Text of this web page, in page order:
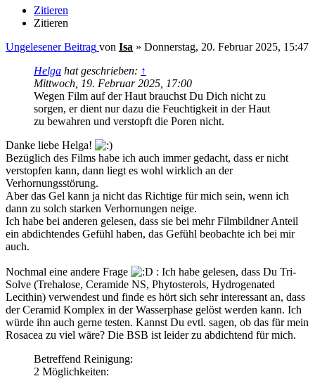
Zitieren
Zitieren
Ungelesener Beitrag von Isa » Donnerstag, 20. Februar 2025, 15:47
Helga hat geschrieben: ↑
Mittwoch, 19. Februar 2025, 17:00
Wegen Film auf der Haut brauchst Du Dich nicht zu
sorgen, er dient nur dazu die Feuchtigkeit in der Haut
zu bewahren und verstopft die Poren nicht.
Danke liebe Helga!
Bezüglich des Films habe ich auch immer gedacht, dass er nicht
verstopfen kann, dann liegt es wohl wirklich an der
Verhornungsstörung.
Aber das Gel kann ja nicht das Richtige für mich sein, wenn ich
dann zu solch starken Verhornungen neige.
Ich habe bei anderen gelesen, dass sie bei mehr Filmbildner Anteil
ein abdichtendes Gefühl haben, das Gefühl beobachte ich bei mir
auch.
Nochmal eine andere Frage
: Ich habe gelesen, dass Du Tri-
Solve (Trehalose, Ceramide NS, Phytosterols, Hydrogenated
Lecithin) verwendest und finde es hört sich sehr interessant an, dass
der Ceramid Komplex in der Wasserphase gelöst werden kann. Ich
würde ihn auch gerne testen. Kannst Du evtl. sagen, ob das für mein
Rosacea zu viel wäre? Die BSB ist leider zu abdichtend für mich.
Betreffend Reinigung:
2 Möglichkeiten: